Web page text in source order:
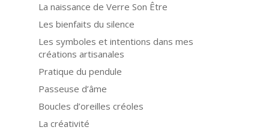
La naissance de Verre Son Être
Les bienfaits du silence
Les symboles et intentions dans mes
créations artisanales
Pratique du pendule
Passeuse d’âme
Boucles d’oreilles créoles
La créativité